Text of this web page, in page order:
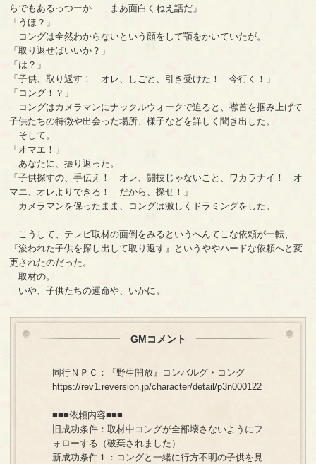
らでもあるっつーか……まあ面白くねえ話だ」
「うほ？」
コングは全然わからないという顔をして顎をかいていたが。
「取り返せばいいか？」
「は？」
「子供、取り返す！ オレ、しごと、引き受けた！ 今行く！」
「コング！？」
コングはカメラマンにナックルウォークで迫ると、襟首を掴み上げて
子供たちの特徴や出会った場所、様子などを詳しく聞き出した。
そして。
「オマエ！」
あなたに、振り返った。
「子供探すの、手伝え！ オレ、闘技じゃないこと、ワカラナイ！ オ
マエ、オレよりできる！ だから、探せ！」
カメラマンを保ったまま、コングは激しくドラミングをした。
こうして、テレビ取材の面倒をみるというへんてこな依頼が一転、
『浚われた子供を探し出して取り返す』というややハードな依頼へと変
更されたのだった。
取材の。
いや、子供たちの運命や、いかに。
GMコメント
同行ＮＰＣ：『野生開放』コンバルグ・コング
https://rev1.reversion.jp/character/detail/p3n000122
■■■依頼内容■■■
旧成功条件：取材中コングが全部壊さないようにフ
ォローする（破棄されました）
新成功条件１：コングと一緒に行方不明の子供を見